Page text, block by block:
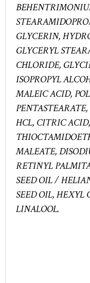
GLYCERIN,
GLYCERYL
CHLORIDE,
ISOPROPYL
MALEIC ACID,
HCL, CITRIC
MALEATE,
RETINYL
SEED OIL /
SEED OIL,
LINALOOL.